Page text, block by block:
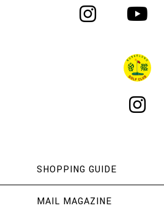
SHOPPING GUIDE
MAIL MAGAZINE